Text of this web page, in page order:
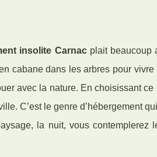
insolite Carnacplait beaucoup
cabane dans les arbres pour
avec la nature. En choisissant
C’est le genre d’hébergement
la nuit, vous contemplerez